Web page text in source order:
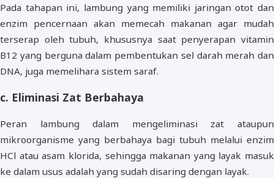
Pada tahapan ini, lambung yang memiliki jaringan otot dan
enzim pencernaan akan memecah makanan agar mudah
terserap oleh tubuh, khususnya saat penyerapan vitamin
B12 yang berguna dalam pembentukan sel darah merah dan
DNA, juga memelihara sistem saraf.
c. Eliminasi Zat Berbahaya
Peran lambung dalam mengeliminasi zat ataupun
mikroorganisme yang berbahaya bagi tubuh melalui enzim
HCl atau asam klorida, sehingga makanan yang layak masuk
ke dalam usus adalah yang sudah disaring dengan layak.